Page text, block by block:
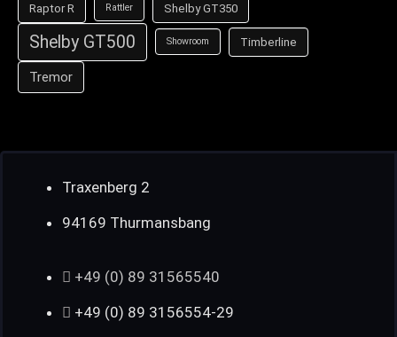
Raptor R Rattler Shelby GT350
Shelby GT500 Showroom Timberline
Tremor
Traxenberg 2
94169 Thurmansbang
+49 (0) 89 31565540
+49 (0) 89 3156554-29